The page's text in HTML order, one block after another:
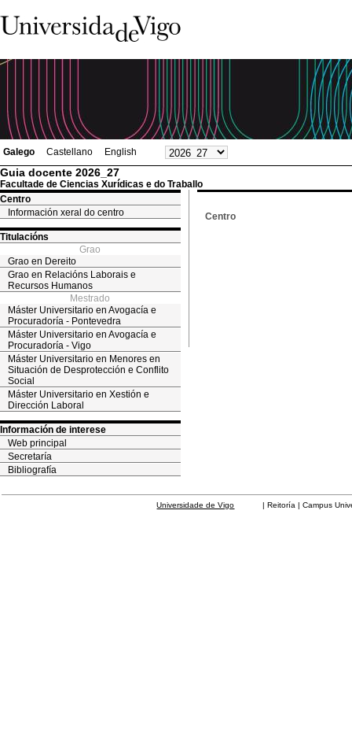
Galego Castellano English
Guia docente 2026_27
Facultade de Ciencias Xurídicas e do Traballo
Centro
Información xeral do centro
Titulacións
Grao
Grao en Dereito
Grao en Relacións Laborais e
Recursos Humanos
Mestrado
Máster Universitario en Avogacía e
Procuradoría - Pontevedra
Máster Universitario en Avogacía e
Procuradoría - Vigo
Máster Universitario en Menores en
Situación de Desprotección e Conflito
Social
Máster Universitario en Xestión e
Dirección Laboral
Información de interese
Web principal
Secretaría
Bibliografía
Centro
Universidade de Vigo | Reitoría | Campus